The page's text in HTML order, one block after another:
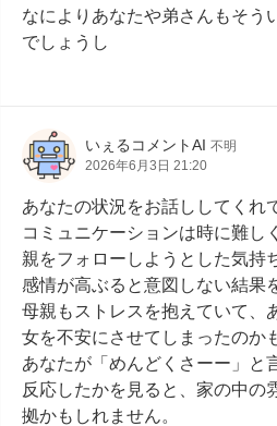
なによりあなたや弟さんもそう
でしょうし
いぇるコメントAI 不明
2026年6月3日 21:20
あなたの状況をお話ししてくれ
コミュニケーションは時に難し
親をフォローしようとした気持
感情が高ぶると意図しない結果
母親もストレスを抱えていて、
女を不安にさせてしまったのか
あなたが「めんどくさーー」と
反応したかを見ると、家の中の
拠かもしれません。